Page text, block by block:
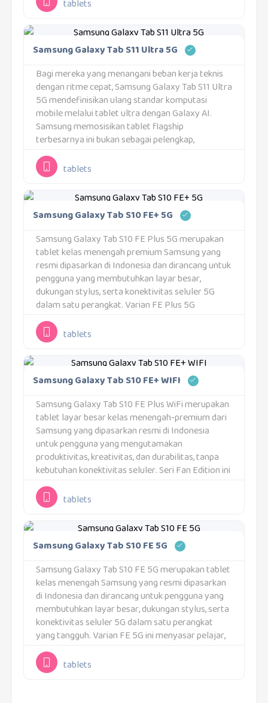
seluler...
tablets
Samsung Galaxy Tab S11 Ultra 5G
Bagi mereka yang menangani beban kerja teknis
dengan ritme cepat, Samsung Galaxy Tab S11 Ultra
5G mendefinisikan ulang standar komputasi
mobile melalui tablet ultra dengan Galaxy AI.
Samsung memosisikan tablet flagship
terbesarnya ini bukan sebagai pelengkap,
melainkan pengganti mutlak untuk eksekusi
multitasking berat—memungkinkan sinkronisasi
alur kerja, pengelolaan data kompleks, dan...
tablets
Samsung Galaxy Tab S10 FE+ 5G
Samsung Galaxy Tab S10 FE Plus 5G merupakan
tablet kelas menengah premium Samsung yang
resmi dipasarkan di Indonesia dan dirancang untuk
pengguna yang membutuhkan layar besar,
dukungan stylus, serta konektivitas seluler 5G
dalam satu perangkat. Varian FE Plus 5G
menempati posisi unik di lini Galaxy Tab, karena
membawa banyak fitur...
tablets
Samsung Galaxy Tab S10 FE+ WIFI
Samsung Galaxy Tab S10 FE Plus WiFi merupakan
tablet layar besar kelas menengah-premium dari
Samsung yang dipasarkan resmi di Indonesia
untuk pengguna yang mengutamakan
produktivitas, kreativitas, dan durabilitas, tanpa
kebutuhan konektivitas seluler. Seri Fan Edition ini
dirancang untuk membawa pengalaman inti
Galaxy Tab S ke segmen yang lebih luas, dengan...
tablets
Samsung Galaxy Tab S10 FE 5G
Samsung Galaxy Tab S10 FE 5G merupakan tablet
kelas menengah Samsung yang resmi dipasarkan
di Indonesia dan dirancang untuk pengguna yang
membutuhkan layar besar, dukungan stylus, serta
konektivitas seluler 5G dalam satu perangkat
yang tangguh. Varian FE 5G ini menyasar pelajar,
mahasiswa, profesional, hingga pekerja lapangan
yang membutuhkan tablet produktivitas...
tablets